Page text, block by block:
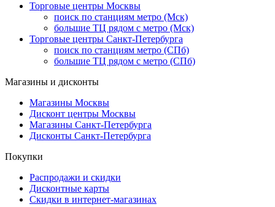
Торговые центры Москвы
поиск по станциям метро (Мск)
большие ТЦ рядом с метро (Мск)
Торговые центры Санкт-Петербурга
поиск по станциям метро (СПб)
большие ТЦ рядом с метро (СПб)
Магазины и дисконты
Магазины Москвы
Дисконт центры Москвы
Магазины Санкт-Петербурга
Дисконты Санкт-Петербурга
Покупки
Распродажи и скидки
Дисконтные карты
Скидки в интернет-магазинах